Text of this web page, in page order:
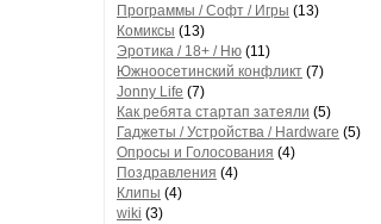
Программы / Софт / Игры (13)
Комиксы (13)
Эротика / 18+ / Ню (11)
Южноосетинский конфликт (7)
Jonny Life (7)
Как ребята стартап затеяли (5)
Гаджеты / Устройства / Hardware (5)
Опросы и Голосования (4)
Поздравления (4)
Клипы (4)
wiki (3)